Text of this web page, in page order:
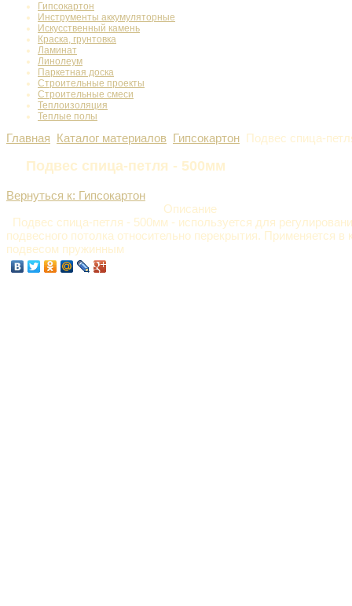
Гипсокартон
Инструменты аккумуляторные
Искусственный камень
Краска, грунтовка
Ламинат
Линолеум
Паркетная доска
Строительные проекты
Строительные смеси
Теплоизоляция
Теплые полы
Главная Каталог материалов Гипсокартон Подвес спица-
Подвес спица-петля - 500мм
Вернуться к: Гипсокартон
Описание
Подвес спица-петля - 500мм - используется для
подвесного потолка относительно перекрытия. Применяется в
подвесом пружинным